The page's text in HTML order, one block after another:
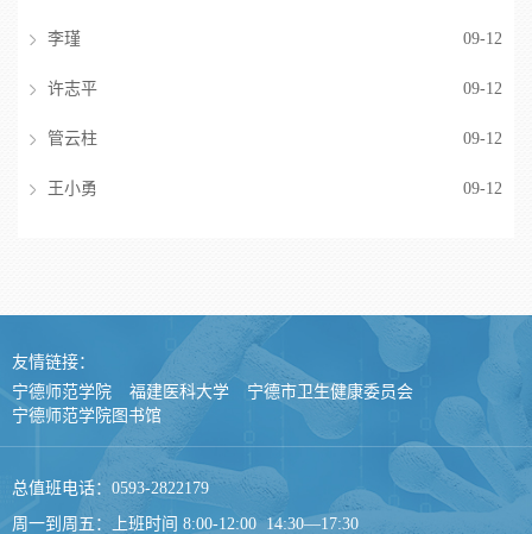
李瑾 09-12
许志平 09-12
管云柱 09-12
王小勇 09-12
友情链接：
宁德师范学院
福建医科大学
宁德市卫生健康委员会
宁德师范学院图书馆
总值班电话：0593-2822179
周一到周五：上班时间 8:00-12:00 14:30—17:30